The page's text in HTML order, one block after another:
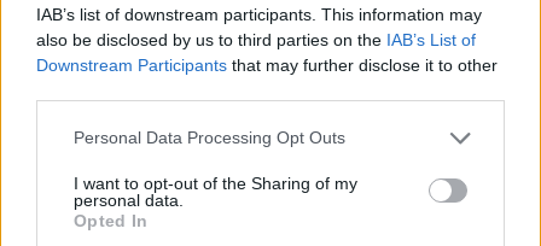
IAB’s list of downstream participants. This information may
also be disclosed by us to third parties on the IAB’s List of
Downstream Participants that may further disclose it to other
Personal Data Processing Opt Outs
I want to opt-out of the Sharing of my
personal data.
Opted In
Les Terres de l’Ebre no tindran dron tèrmic
propi per als Agents Rurals fins al 2027
10 de juliol de 2026
dispositiu per a millorar l’accés i la